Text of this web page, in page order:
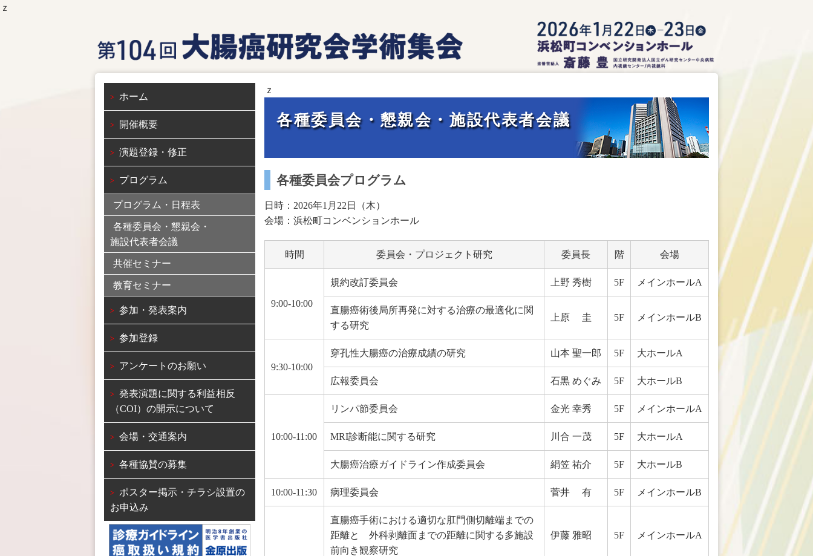
ｚ
ｚ
各種委員会・懇親会・施設代表者会議
各種委員会プログラム
日時：2026年1月22日（木）
会場：浜松町コンベンションホール
時間 委員会・プロジェクト研究 委員長 階 会場
9:00-10:00
規約改訂委員会 上野 秀樹 5F メインホールA
直腸癌術後局所再発に対する治療の最適化に関
する研究
上原 圭 5F メインホールB
9:30-10:00
穿孔性大腸癌の治療成績の研究 山本 聖一郎 5F 大ホールA
広報委員会 石黒 めぐみ 5F 大ホールB
10:00-11:00
リンパ節委員会 金光 幸秀 5F メインホールA
MRI診断能に関する研究 川合 一茂 5F 大ホールA
大腸癌治療ガイドライン作成委員会 絹笠 祐介 5F 大ホールB
10:00-11:30 病理委員会 菅井 有 5F メインホールB
直腸癌手術における適切な肛門側切離端までの
距離と 外科剥離面までの距離に関する多施設
前向き観察研究
伊藤 雅昭 5F メインホールA
ホーム
開催概要
演題登録・修正
プログラム
プログラム・日程表
各種委員会・懇親会・
施設代表者会議
共催セミナー
教育セミナー
参加・発表案内
参加登録
アンケートのお願い
発表演題に関する利益相反
（COI）の開示について
会場・交通案内
各種協賛の募集
ポスター掲示・チラシ設置の
お申込み